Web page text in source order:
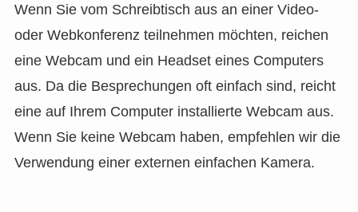
Wenn Sie vom Schreibtisch aus an einer Video-
oder Webkonferenz teilnehmen möchten, reichen
eine Webcam und ein Headset eines Computers
aus. Da die Besprechungen oft einfach sind, reicht
eine auf Ihrem Computer installierte Webcam aus.
Wenn Sie keine Webcam haben, empfehlen wir die
Verwendung einer externen einfachen Kamera.